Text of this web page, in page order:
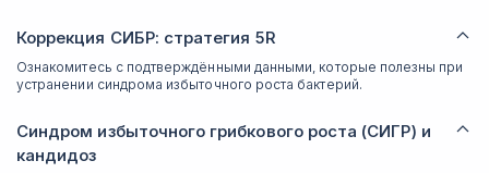
Коррекция СИБР: стратегия 5R
Ознакомитесь с подтверждёнными данными, которые полезны при
устранении синдрома избыточного роста бактерий.
Синдром избыточного грибкового роста (СИГР) и
кандидоз